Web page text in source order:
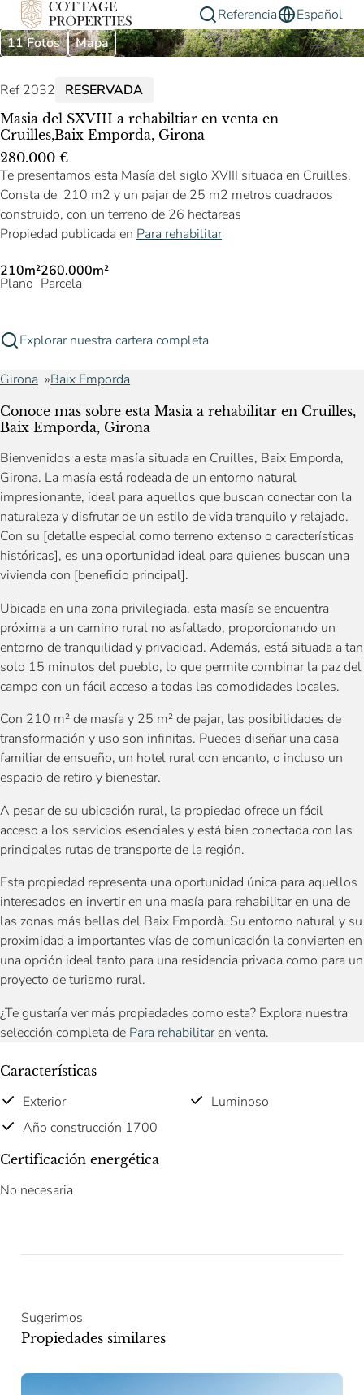
Referencia
Español
11 Fotos
Mapa
Ref 2032 RESERVADA
Masia del SXVIII a rehabiltiar en venta en
Cruilles,Baix Emporda, Girona
280.000 €
Te presentamos esta Masía del siglo XVIII situada en Cruilles.
Consta de 210 m2 y un pajar de 25 m2 metros cuadrados
construido, con un terreno de 26 hectareas
Propiedad publicada en Para rehabilitar
210m²
Plano
260.000m²
Parcela
Explorar nuestra cartera completa
Girona Baix Emporda
Conoce mas sobre esta Masia a rehabilitar en Cruilles,
Baix Emporda, Girona
Bienvenidos a esta masía situada en Cruilles, Baix Emporda,
Girona. La masía está rodeada de un entorno natural
impresionante, ideal para aquellos que buscan conectar con la
naturaleza y disfrutar de un estilo de vida tranquilo y relajado.
Con su [detalle especial como terreno extenso o características
históricas], es una oportunidad ideal para quienes buscan una
vivienda con [beneficio principal].
Ubicada en una zona privilegiada, esta masía se encuentra
próxima a un camino rural no asfaltado, proporcionando un
entorno de tranquilidad y privacidad. Además, está situada a tan
solo 15 minutos del pueblo, lo que permite combinar la paz del
campo con un fácil acceso a todas las comodidades locales.
Con 210 m² de masía y 25 m² de pajar, las posibilidades de
transformación y uso son infinitas. Puedes diseñar una casa
familiar de ensueño, un hotel rural con encanto, o incluso un
espacio de retiro y bienestar.
A pesar de su ubicación rural, la propiedad ofrece un fácil
acceso a los servicios esenciales y está bien conectada con las
principales rutas de transporte de la región.
Esta propiedad representa una oportunidad única para aquellos
interesados en invertir en una masía para rehabilitar en una de
las zonas más bellas del Baix Empordà. Su entorno natural y su
proximidad a importantes vías de comunicación la convierten en
una opción ideal tanto para una residencia privada como para un
proyecto de turismo rural.
¿Te gustaría ver más propiedades como esta? Explora nuestra
selección completa de Para rehabilitaren venta.
Características
Exterior
Luminoso
Año construcción 1700
Certificación energética
No necesaria
Sugerimos
Propiedades similares